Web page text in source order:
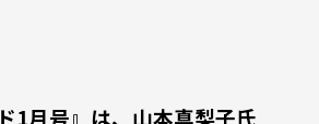
1月号』は、山本真梨子氏